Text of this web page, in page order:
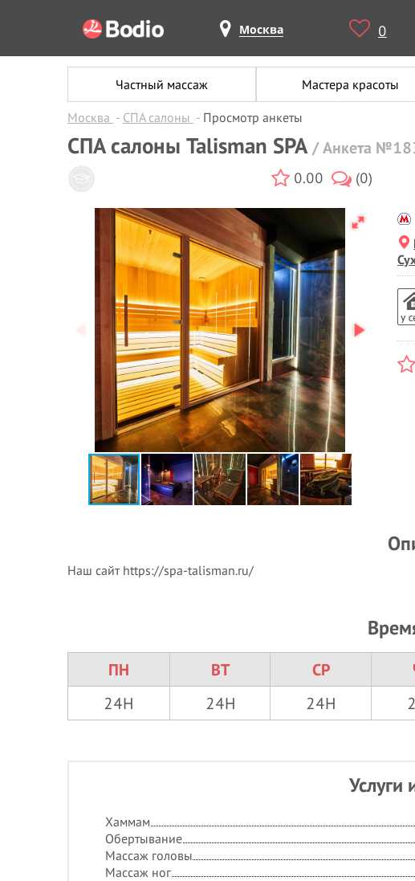
Москва 0
Частный массаж Мастера красоты
Москва СПА салоны Просмотр анкеты
СПА салоны Talisman SPA / Анкета
0.00 (0)
Наш сайт https://spa-talisman.ru/
ПН ВТ СР
24H
24H 24H
Услуги
Хаммам
Обертывание
Массаж головы
Массаж ног